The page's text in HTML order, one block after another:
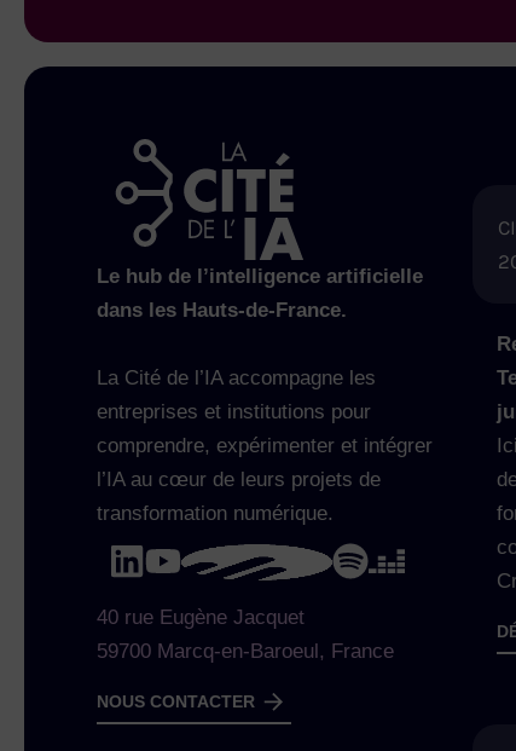
Le hub de l’intelligence artificielle
dans les Hauts-de-France.
La Cité de l’IA accompagne les
entreprises et institutions pour
comprendre, expérimenter et intégrer
l’IA au cœur de leurs projets de
transformation numérique.
40 rue Eugène Jacquet
59700 Marcq-en-Baroeul, France
NOUS CONTACTER